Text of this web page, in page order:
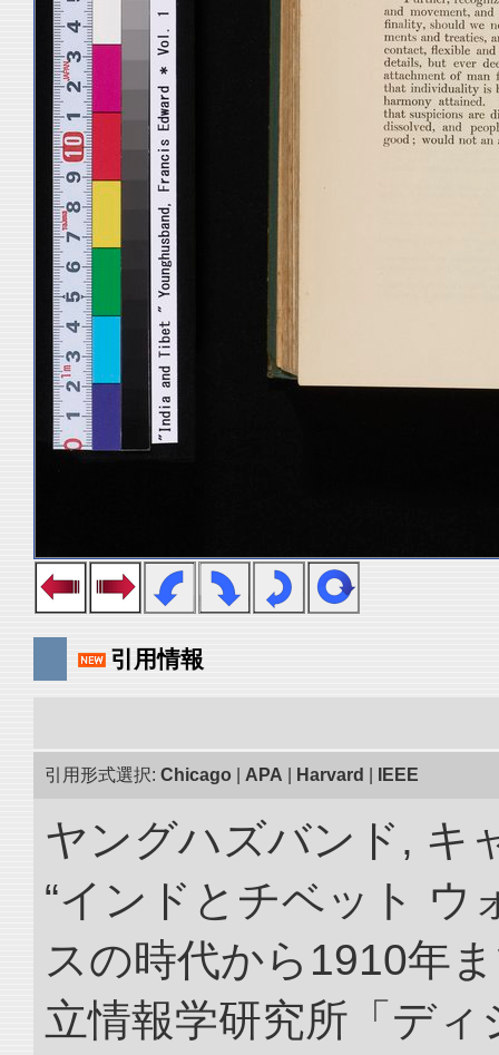
引用情報
引用形式選択: Chicago APA Harvard IEEE
ヤングハズバンド, キ
“インドとチベット ウ
スの時代から1910年
立情報学研究所「デ